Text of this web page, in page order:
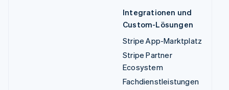
Integrationen und
Custom-Lösungen
Stripe App-Marktplatz
Stripe Partner
Ecosystem
Fachdienstleistungen